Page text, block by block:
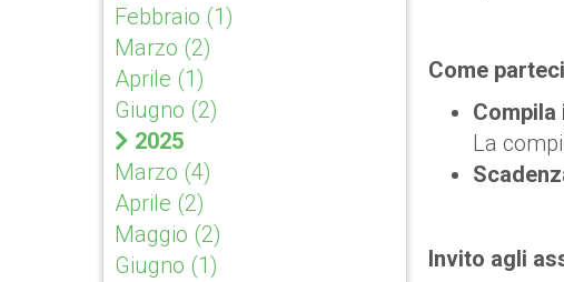
Febbraio (1)
Marzo (2)
Aprile (1)
Giugno (2)
2025
Marzo (4)
Aprile (2)
Maggio (2)
Giugno (1)
Come
La
Invito agli